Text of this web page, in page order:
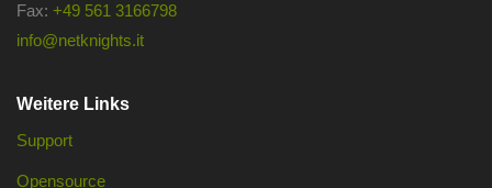
Fax: +49 561 3166798
info@netknights.it
Weitere Links
Support
Opensource